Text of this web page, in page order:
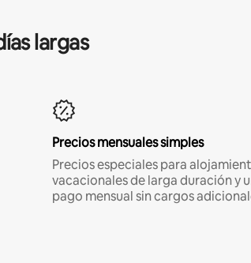
largas
Precios mensuales simples
Precios especiales para
vacacionales de larga duración y
pago mensual sin cargos